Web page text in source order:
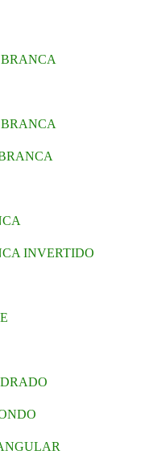
BRANCA
INVERTIDO